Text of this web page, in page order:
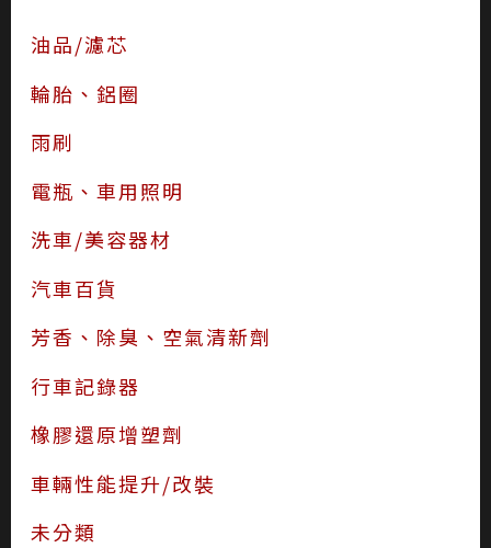
油品/濾芯
輪胎、鋁圈
雨刷
電瓶、車用照明
洗車/美容器材
汽車百貨
芳香、除臭、空氣清新劑
行車記錄器
橡膠還原增塑劑
車輛性能提升/改裝
未分類